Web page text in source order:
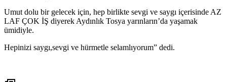
Umut dolu bir gelecek için, hep birlikte sevgi ve saygı içerisinde AZ
LAF ÇOK İŞ diyerek Aydınlık Tosya yarınların’da yaşamak
ümidiyle.
Hepinizi saygı,sevgi ve hürmetle selamlıyorum” dedi.